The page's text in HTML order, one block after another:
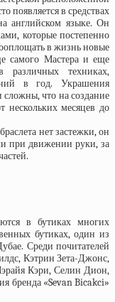
появляется в средствах
английском языке. Он
которые постепенно
в жизнь новые
самого Мастера и еще
различных техниках,
в год. Украшения
сложны, что на создание
нескольких месяцев до
нет застежки, он
при движении руки, за
в бутиках многих
бутиках, один из
Среди почитателей
Кэтрин Зета-Джонс,
Кэри, Селин Дион,
бренда «Sevan Bicakci»